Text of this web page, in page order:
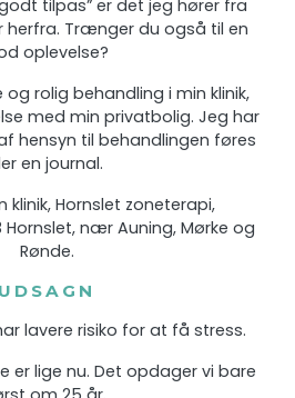
tilpas” er det jeg hører fra
herfra. Trænger du også til en
oplevelse?
rolig behandling i min klinik,
med min privatbolig. Jeg har
hensyn til behandlingen føres
en journal.
klinik, Hornslet zoneterapi,
Hornslet, nær Auning, Mørke og
Rønde.
UDSAGN
lavere risiko for at få stress.
er lige nu. Det opdager vi bare